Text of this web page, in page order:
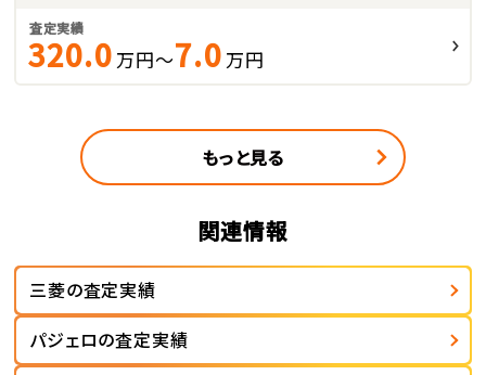
査定実績
320.0 万円～7.0 万円
もっと見る
関連情報
三菱の査定実績
パジェロの査定実績